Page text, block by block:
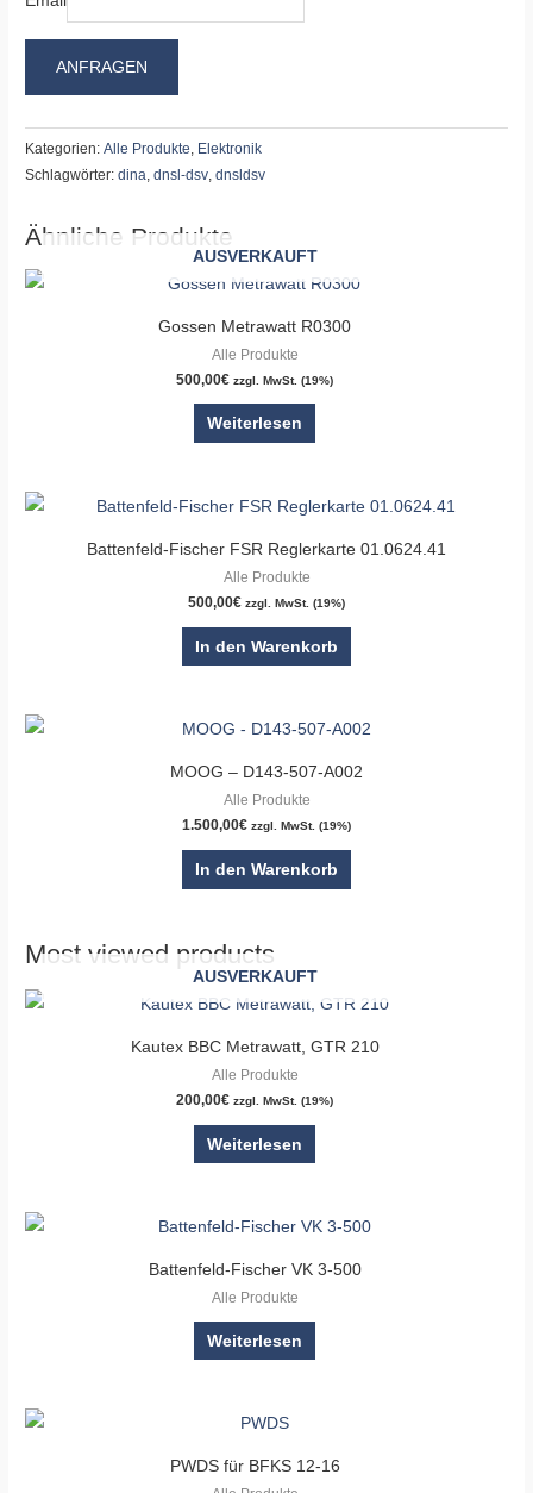
ANFRAGEN
Kategorien:Alle Produkte, Elektronik
Schlagwörter:dina,dnsl-dsv,dnsldsv
Ähnliche Produkte
AUSVERKAUFT
Gossen Metrawatt R0300
Alle Produkte
500,00€ zzgl. MwSt. (19%)
Weiterlesen
Battenfeld-Fischer FSR Reglerkarte 01.0624.41
Alle Produkte
500,00€ zzgl. MwSt. (19%)
In den Warenkorb
MOOG – D143-507-A002
Alle Produkte
1.500,00€ zzgl. MwSt. (19%)
In den Warenkorb
Most viewed products
AUSVERKAUFT
Kautex BBC Metrawatt, GTR 210
Alle Produkte
200,00€ zzgl. MwSt. (19%)
Weiterlesen
Battenfeld-Fischer VK 3-500
Alle Produkte
Weiterlesen
PWDS für BFKS 12-16